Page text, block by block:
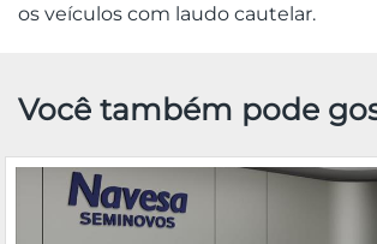
os veículos com laudo cautelar.
Você também pode